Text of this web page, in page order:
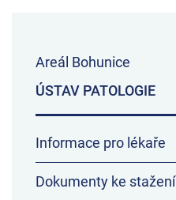
Areál Bohunice
ÚSTAV PATOLOGIE
Informace pro lékaře
Dokumenty ke stažení